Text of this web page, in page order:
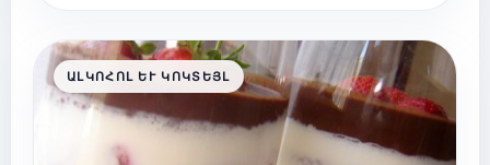
ԱԼԿՈՀՈԼ ԵՒ ԿՈԿՏԵՅԼ